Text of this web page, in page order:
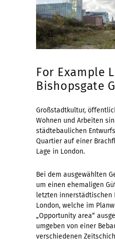
For Example
Bishopsgate
Großstadtkultur,
Wohnen und Arbeiten
städtebaulichen
Quartier auf einer
Lage in London.
Bei dem ausgewählten
um einen ehemaligen
letzten innerstädtischen
London, welche im
„Opportunity area“
umgeben von einer
verschiedenen